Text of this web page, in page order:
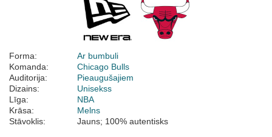
Forma:
Ar bumbuli
Komanda:
Chicago Bulls
Auditorija:
Pieaugušajiem
Dizains:
Unisekss
Līga:
NBA
Krāsa:
Melns
Stāvoklis:
Jauns; 100% autentisks